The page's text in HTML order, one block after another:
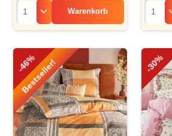
Warenkorb
-46%
Bestseller! -30%